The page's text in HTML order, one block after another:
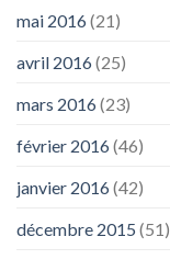
mai 2016(21)
avril 2016(25)
mars 2016(23)
février 2016(46)
janvier 2016(42)
décembre 2015 (51)